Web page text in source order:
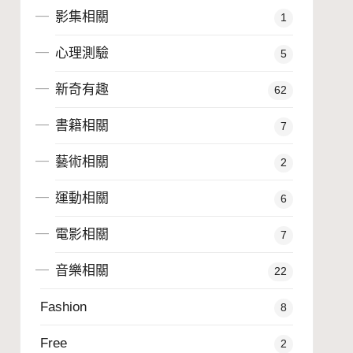
影集相關 1
心理測驗 5
新奇有趣 62
書籍相關 7
藝術相關 2
運動相關 6
電影相關 7
音樂相關 22
Fashion 8
Free 2